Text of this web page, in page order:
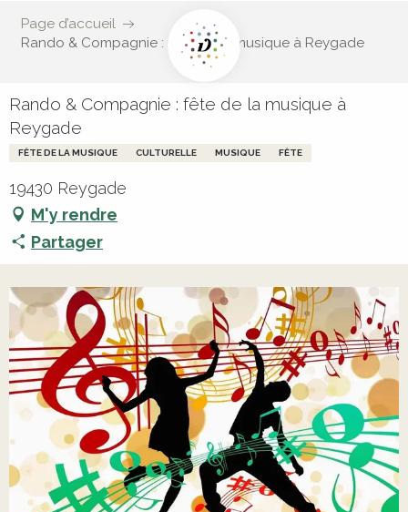
Page d’accueil
Rando & Compagnie : fête de la musique à Reygade
Rando & Compagnie : fête de la musique à
Reygade
FÊTE DE LA MUSIQUE CULTURELLE MUSIQUE FÊTE
19430 Reygade
M'y rendre
Partager